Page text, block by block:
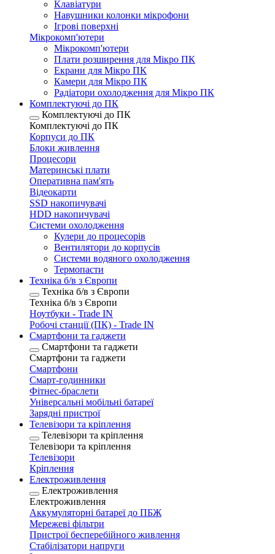
Клавіатури
Навушники колонки мікрофони
Ігрові поверхні
Мікрокомп'ютери
Мікрокомп'ютери
Плати розширення для Мікро ПК
Екрани для Мікро ПК
Камери для Мікро ПК
Радіатори охолодження для Мікро ПК
Комплектуючі до ПК
Комплектуючі до ПК
Комплектуючі до ПК
Корпуси до ПК
Блоки живлення
Процесори
Материнські плати
Оперативна пам'ять
Відеокарти
SSD накопичувачі
HDD накопичувачі
Системи охолодження
Кулери до процесорів
Вентилятори до корпусів
Системи водяного охолодження
Термопасти
Техніка б/в з Європи
Техніка б/в з Європи
Техніка б/в з Європи
Ноутбуки - Trade IN
Робочі станції (ПК) - Trade IN
Смартфони та гаджети
Смартфони та гаджети
Смартфони та гаджети
Смартфони
Смарт-годинники
Фітнес-браслети
Універсальні мобільні батареї
Зарядні пристрої
Телевізори та кріплення
Телевізори та кріплення
Телевізори та кріплення
Телевізори
Кріплення
Електроживлення
Електроживлення
Електроживлення
Аккумуляторні батареї до ПБЖ
Мережеві фільтри
Пристрої бесперебійного живлення
Стабілізатори напруги